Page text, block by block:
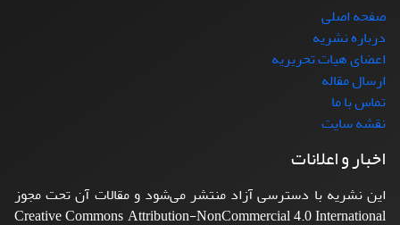
صفحه اصلی
درباره نشریه
اعضای هیات تحریریه
ارسال مقاله
تماس با ما
نقشه سایت
اخبار و اعلانات
این نشریه با دسترسی آزاد منتشر می‌شود و مقالات آن تحت مجوز
Creative Commons Attribution-NonCommercial 4.0 International